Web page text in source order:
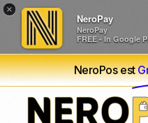
×
NeroPay
NeroPay
FREE - In Google
NeroPos est